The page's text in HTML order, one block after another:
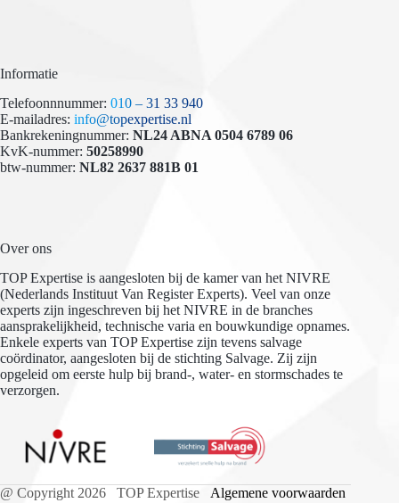
Informatie
Telefoonnnummer: 010 – 31 33 940
E-mailadres: info@topexpertise.nl
Bankrekeningnummer: NL24 ABNA 0504 6789 06
KvK-nummer: 50258990
btw-nummer: NL82 2637 881B 01
Over ons
TOP Expertise is aangesloten bij de kamer van het NIVRE
(Nederlands Instituut Van Register Experts). Veel van onze
experts zijn ingeschreven bij het NIVRE in de branches
aansprakelijkheid, technische varia en bouwkundige opnames.
Enkele experts van TOP Expertise zijn tevens salvage
coördinator, aangesloten bij de stichting Salvage. Zij zijn
opgeleid om eerste hulp bij brand-, water- en stormschades te
verzorgen.
@ Copyright 2026 TOP Expertise Algemene voorwaarden